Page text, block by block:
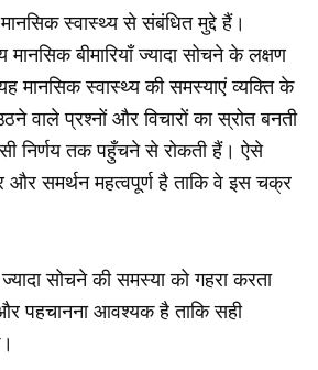
स्वास्थ्य से संबंधित मुद्दे हैं।
बीमारियाँ ज्यादा सोचने के लक्षण
मानसिक स्वास्थ्य की समस्याएं व्यक्ति के
वाले प्रश्नों और विचारों का स्रोत बनती
निर्णय तक पहुँचने से रोकती हैं। ऐसे
और समर्थन महत्वपूर्ण है ताकि वे इस चक्र
सोचने की समस्या को गहरा करता
पहचानना आवश्यक है ताकि सही